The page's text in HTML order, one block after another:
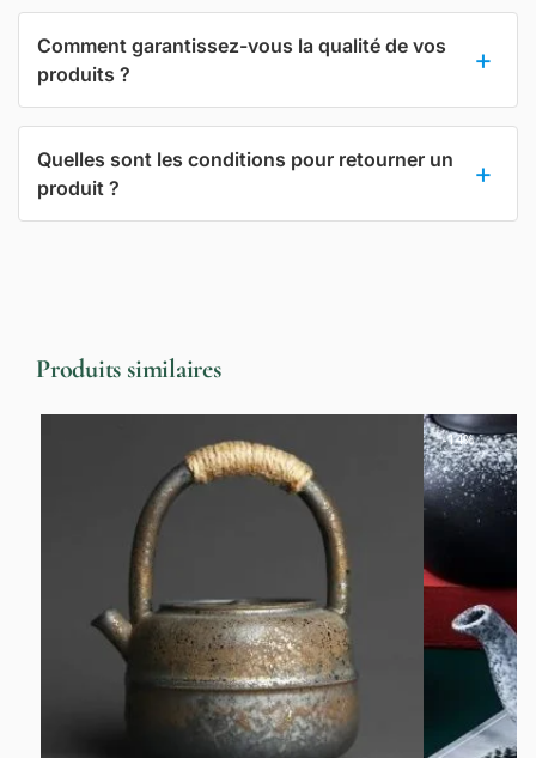
Comment garantissez-vous la qualité de vos
produits ?
Quelles sont les conditions pour retourner un
produit ?
Produits similaires
-14%